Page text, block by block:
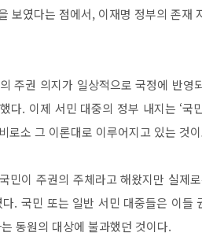
보였다는 점에서, 이재명 정부의 존재
주권 의지가 일상적으로 국정에 반영
다. 이제 서민 대중의 정부 내지는 ‘국
로소 그 이론대로 이루어지고 있는 것
민이 주권의 주체라고 해왔지만 실제
다. 국민 또는 일반 서민 대중들은 이들
동원의 대상에 불과했던 것이다.